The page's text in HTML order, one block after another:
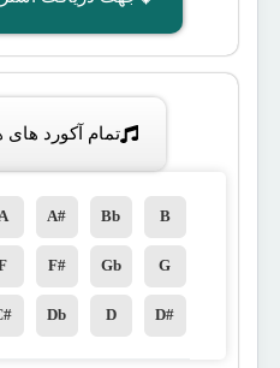
تمام آکورد
B
Bb
A#
G
Gb
F#
D#
D
Db